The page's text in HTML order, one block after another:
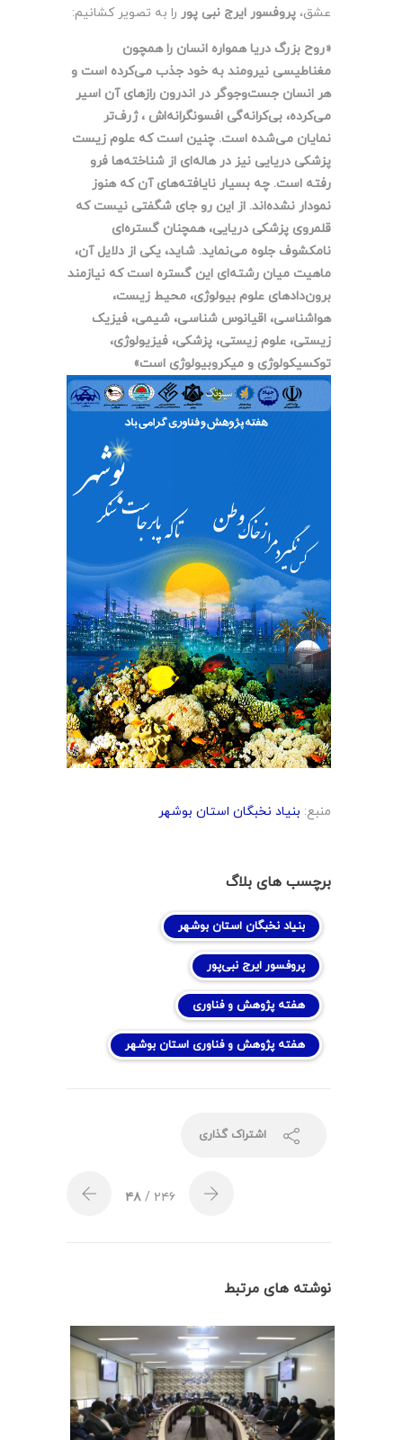
عشق، پروفسور ایرج نبی­ پور را به تصویر کشانیم:
«روح بزرگ دریا همواره انسان را همچون
مغناطیسی نیرومند به خود جذب می‌کرده است و
هر انسان جست‌و‌جوگر در اندرون رازهای آن اسیر
می‌کرده، بی‌کرانه‌گی افسونگرانه‌اش ، ژرف‌تر
نمایان می‌شده است. چنین است که علوم زیست
پزشکی دریایی نیز در هاله‌ای از شناخته‌ها فرو
رفته است. چه بسیار نایافته‌های آن که هنوز
نمودار نشده‌اند. از این رو جای شگفتی نیست که
قلمروی پزشکی دریایی، همچنان گستره‌ای
نامکشوف جلوه می‌نماید. شاید، یکی از دلایل آن،
ماهیت میان رشته‌ای این گستره است که نیازمند
برون‌دادهای علوم بیولوژی، محیط زیست،
هواشناسی، اقیانوس شناسی، شیمی، فیزیک
زیستی، علوم زیستی، پزشکی، فیزیولوژی،
توکسیکولوژی و میکروبیولوژی است»
منبع: بنیاد نخبگان استان بوشهر
برچسب های بلاگ
بنیاد نخبگان استان بوشهر
پروفسور ایرج نبی‌پور
هفته پژوهش و فناوری
هفته پژوهش و فناوری استان بوشهر
اشتراک گذاری
۴۸ / ۲۴۶
نوشته های مرتبط